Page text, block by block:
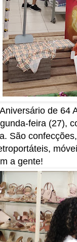
de 64
feira (27),
São
a gente!